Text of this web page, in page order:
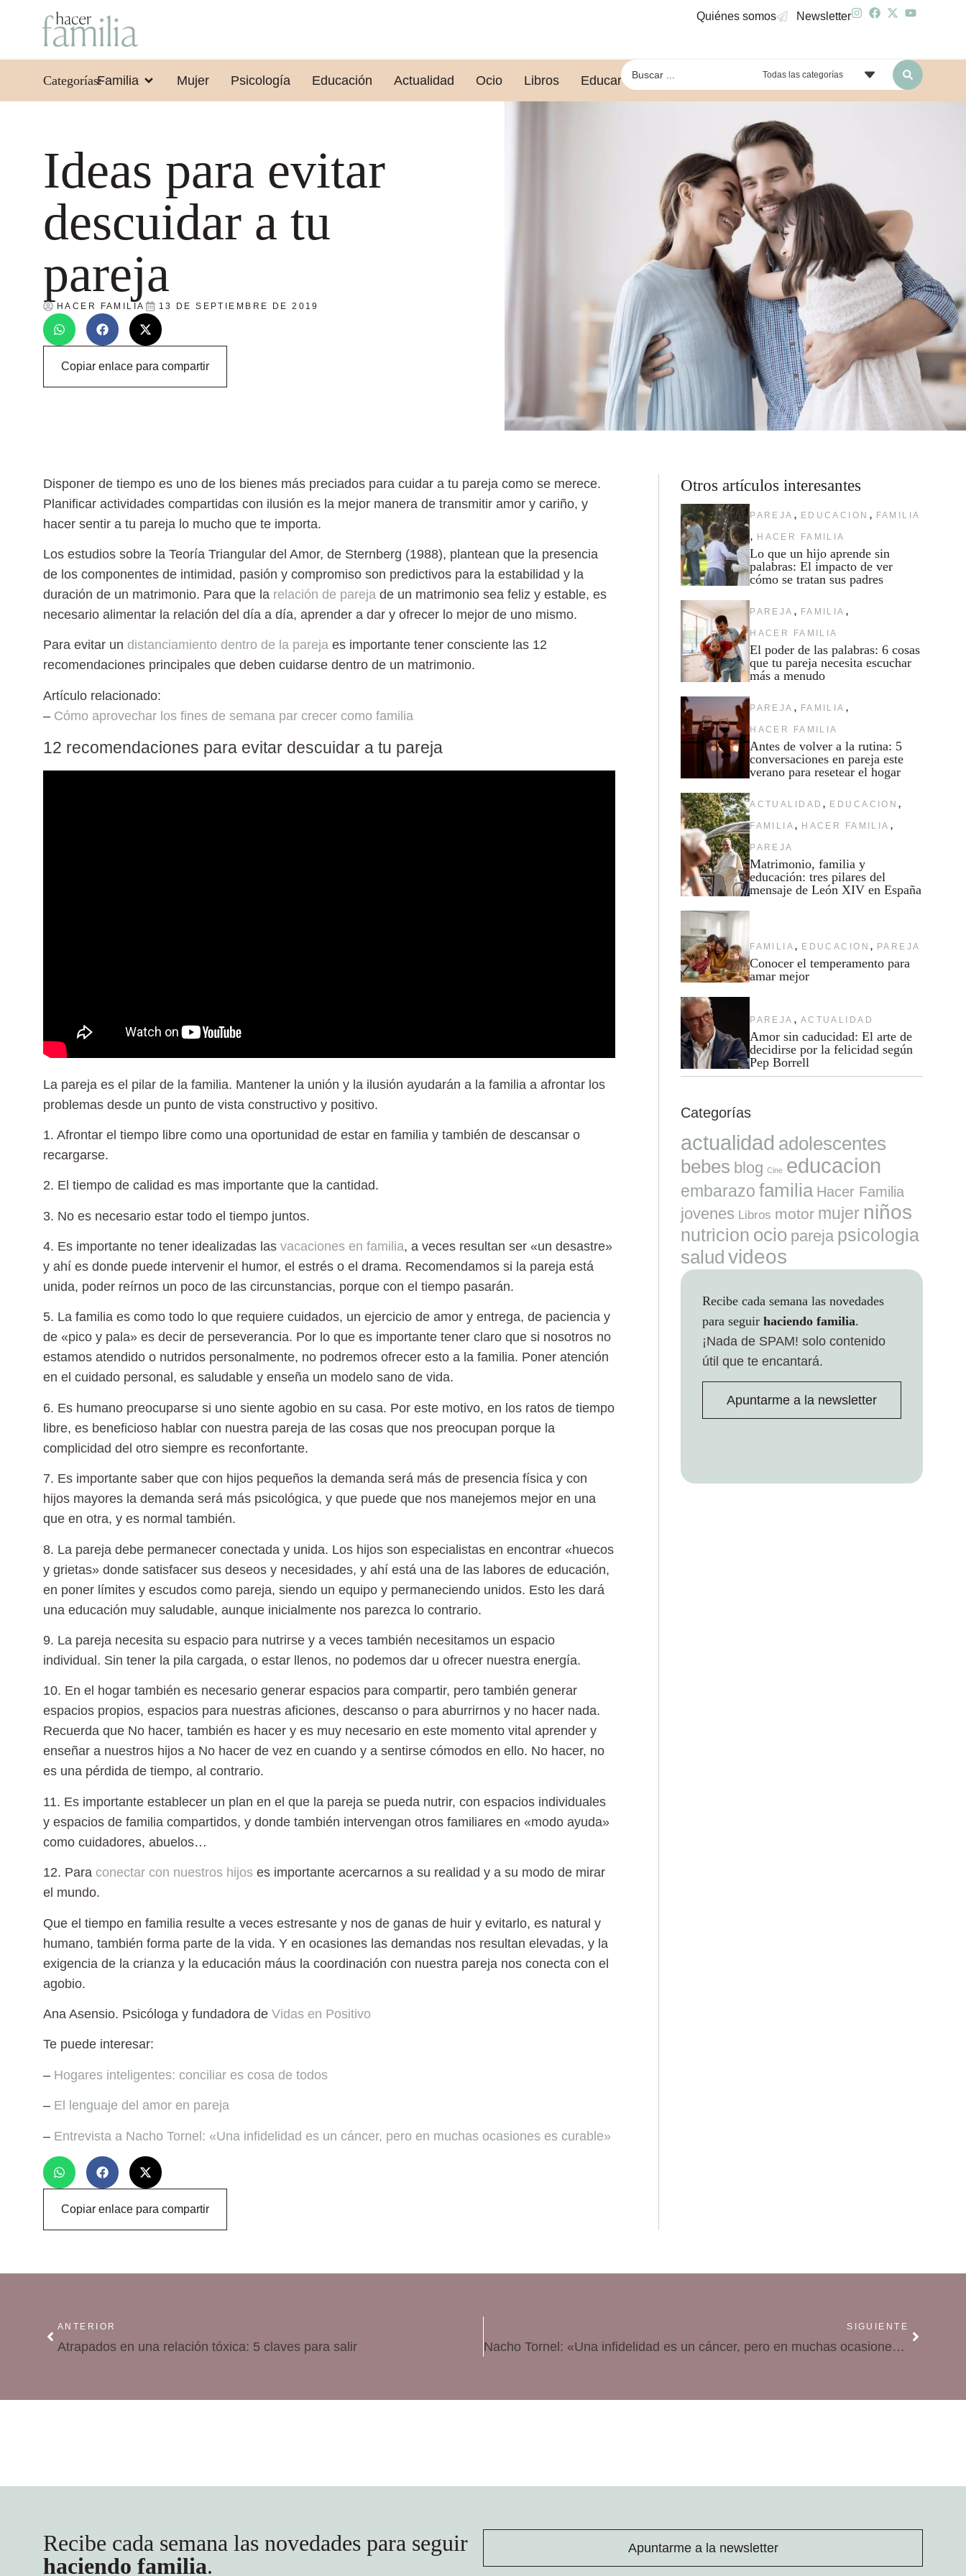
Quiénes somos Newsletter
Categorías:Familia Mujer Psicología Educación Actualidad Ocio Libros Educar leyendo Todas las categorías
Ideas para evitar
descuidar a tu
pareja
HACER FAMILIA 13 DE SEPTIEMBRE DE 2019
Copiar enlace para compartir
Disponer de tiempo es uno de los bienes más preciados para cuidar a tu pareja como se merece.
Planificar actividades compartidas con ilusión es la mejor manera de transmitir amor y cariño, y
hacer sentir a tu pareja lo mucho que te importa.
Los estudios sobre la Teoría Triangular del Amor, de Sternberg (1988), plantean que la presencia
de los componentes de intimidad, pasión y compromiso son predictivos para la estabilidad y la
duración de un matrimonio. Para que la relación de pareja de un matrimonio sea feliz y estable, es
necesario alimentar la relación del día a día, aprender a dar y ofrecer lo mejor de uno mismo.
Para evitar un distanciamiento dentro de la pareja es importante tener consciente las 12
recomendaciones principales que deben cuidarse dentro de un matrimonio.
Artículo relacionado:
– Cómo aprovechar los fines de semana par crecer como familia
12 recomendaciones para evitar descuidar a tu pareja
La pareja es el pilar de la familia. Mantener la unión y la ilusión ayudarán a la familia a afrontar los
problemas desde un punto de vista constructivo y positivo.
1. Afrontar el tiempo libre como una oportunidad de estar en familia y también de descansar o
recargarse.
2. El tiempo de calidad es mas importante que la cantidad.
3. No es necesario estar todo el tiempo juntos.
4. Es importante no tener idealizadas las vacaciones en familia, a veces resultan ser «un desastre»
y ahí es donde puede intervenir el humor, el estrés o el drama. Recomendamos si la pareja está
unida, poder reírnos un poco de las circunstancias, porque con el tiempo pasarán.
5. La familia es como todo lo que requiere cuidados, un ejercicio de amor y entrega, de paciencia y
de «pico y pala» es decir de perseverancia. Por lo que es importante tener claro que si nosotros no
estamos atendido o nutridos personalmente, no podremos ofrecer esto a la familia. Poner atención
en el cuidado personal, es saludable y enseña un modelo sano de vida.
6. Es humano preocuparse si uno siente agobio en su casa. Por este motivo, en los ratos de tiempo
libre, es beneficioso hablar con nuestra pareja de las cosas que nos preocupan porque la
complicidad del otro siempre es reconfortante.
7. Es importante saber que con hijos pequeños la demanda será más de presencia física y con
hijos mayores la demanda será más psicológica, y que puede que nos manejemos mejor en una
que en otra, y es normal también.
8. La pareja debe permanecer conectada y unida. Los hijos son especialistas en encontrar «huecos
y grietas» donde satisfacer sus deseos y necesidades, y ahí está una de las labores de educación,
en poner límites y escudos como pareja, siendo un equipo y permaneciendo unidos. Esto les dará
una educación muy saludable, aunque inicialmente nos parezca lo contrario.
9. La pareja necesita su espacio para nutrirse y a veces también necesitamos un espacio
individual. Sin tener la pila cargada, o estar llenos, no podemos dar u ofrecer nuestra energía.
10. En el hogar también es necesario generar espacios para compartir, pero también generar
espacios propios, espacios para nuestras aficiones, descanso o para aburrirnos y no hacer nada.
Recuerda que No hacer, también es hacer y es muy necesario en este momento vital aprender y
enseñar a nuestros hijos a No hacer de vez en cuando y a sentirse cómodos en ello. No hacer, no
es una pérdida de tiempo, al contrario.
11. Es importante establecer un plan en el que la pareja se pueda nutrir, con espacios individuales
y espacios de familia compartidos, y donde también intervengan otros familiares en «modo ayuda»
como cuidadores, abuelos…
12. Para conectar con nuestros hijos es importante acercarnos a su realidad y a su modo de mirar
el mundo.
Que el tiempo en familia resulte a veces estresante y nos de ganas de huir y evitarlo, es natural y
humano, también forma parte de la vida. Y en ocasiones las demandas nos resultan elevadas, y la
exigencia de la crianza y la educación máus la coordinación con nuestra pareja nos conecta con el
agobio.
Ana Asensio. Psicóloga y fundadora de Vidas en Positivo
Te puede interesar:
– Hogares inteligentes: conciliar es cosa de todos
– El lenguaje del amor en pareja
– Entrevista a Nacho Tornel: «Una infidelidad es un cáncer, pero en muchas ocasiones es curable»
Copiar enlace para compartir
Otros artículos interesantes
PAREJA , EDUCACION , FAMILIA
, HACER FAMILIA
Lo que un hijo aprende sin
palabras: El impacto de ver
cómo se tratan sus padres
PAREJA , FAMILIA ,
HACER FAMILIA
El poder de las palabras: 6 cosas
que tu pareja necesita escuchar
más a menudo
PAREJA , FAMILIA ,
HACER FAMILIA
Antes de volver a la rutina: 5
conversaciones en pareja este
verano para resetear el hogar
ACTUALIDAD , EDUCACION ,
FAMILIA , HACER FAMILIA ,
PAREJA
Matrimonio, familia y
educación: tres pilares del
mensaje de León XIV en España
FAMILIA , EDUCACION , PAREJA
Conocer el temperamento para
amar mejor
PAREJA , ACTUALIDAD
Amor sin caducidad: El arte de
decidirse por la felicidad según
Pep Borrell
Categorías
actualidad adolescentes
bebes blog Cine educacion
embarazo familia Hacer Familia
jovenes Libros motor mujer niños
nutricion ocio pareja psicologia
salud videos
Recibe cada semana las novedades
para seguir haciendo familia.
¡Nada de SPAM! solo contenido
útil que te encantará.
Apuntarme a la newsletter
ANTERIOR
Atrapados en una relación tóxica: 5 claves para salir
SIGUIENTE
Nacho Tornel: «Una infidelidad es un cáncer, pero en muchas ocasiones es curable»
Recibe cada semana las novedades para seguir
haciendo familia.
Apuntarme a la newsletter